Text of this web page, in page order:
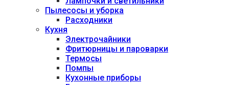
Пылесосы и уборка
Расходники
Кухня
Электрочайники
Фритюрницы и пароварки
Термосы
Помпы
Кухонные приборы